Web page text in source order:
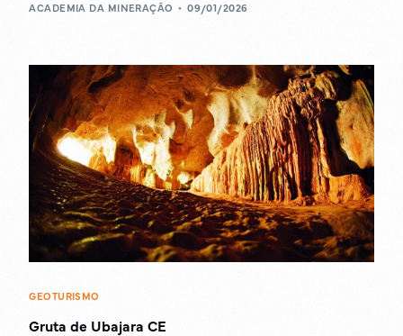
ACADEMIA DA MINERAÇÃO 09/01/2026
GEOTURISMO
Gruta de Ubajara CE